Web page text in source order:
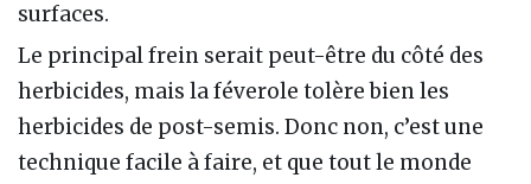
surfaces.
Le principal frein serait peut-être du côté des
herbicides, mais la féverole tolère bien les
herbicides de post-semis. Donc non, c’est une
technique facile à faire, et que tout le monde